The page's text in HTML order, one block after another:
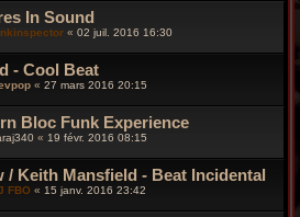
In Sound
« 02 juil. 2016 16:30
- Cool Beat
« 27 mars 2016 20:15
Bloc Funk Experience
« 19 févr. 2016 08:15
/ Keith Mansfield - Beat Incidental
FBO « 15 janv. 2016 23:42